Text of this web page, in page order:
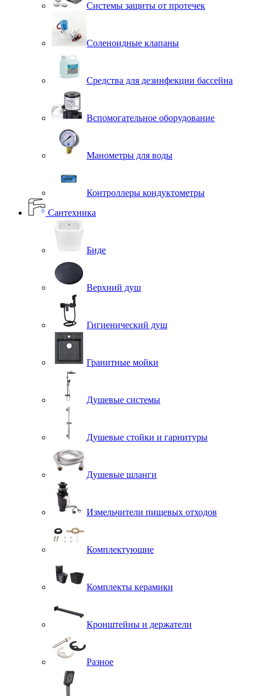
Системы защиты от протечек
Соленоидные клапаны
Средства для дезинфекции бассейна
Вспомогательное оборудование
Манометры для воды
Контроллеры кондуктометры
Сантехника
Биде
Верхний душ
Гигиенический душ
Гранитные мойки
Душевые системы
Душевые стойки и гарнитуры
Душевые шланги
Измельчители пищевых отходов
Комплектующие
Комплекты керамики
Кронштейны и держатели
Разное